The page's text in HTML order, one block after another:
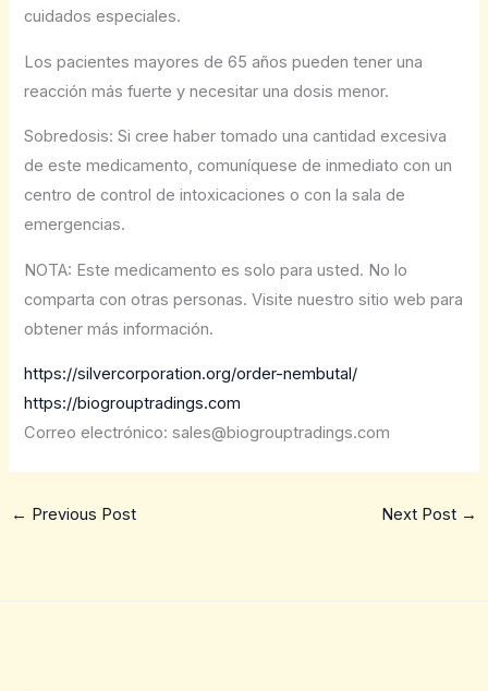
cuidados especiales.
Los pacientes mayores de 65 años pueden tener una
reacción más fuerte y necesitar una dosis menor.
Sobredosis: Si cree haber tomado una cantidad excesiva
de este medicamento, comuníquese de inmediato con un
centro de control de intoxicaciones o con la sala de
emergencias.
NOTA: Este medicamento es solo para usted. No lo
comparta con otras personas. Visite nuestro sitio web para
obtener más información.
https://silvercorporation.org/order-nembutal/
https://biogrouptradings.com
Correo electrónico: sales@biogrouptradings.com
← Previous Post Next Post →